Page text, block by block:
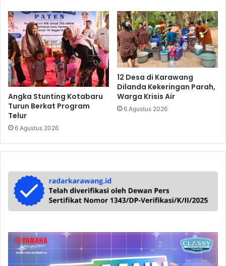
Angka Stunting Kotabaru
Turun Berkat Program
Telur
6 Agustus 2026
12 Desa di Karawang
Dilanda Kekeringan Parah,
Warga Krisis Air
6 Agustus 2026